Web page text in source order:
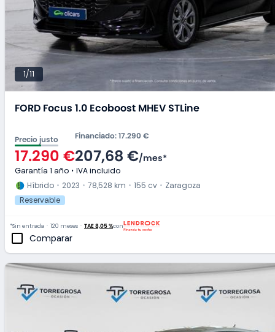
FORD Focus 1.0 Ecoboost MHEV STLine
Precio justo
17.290 €
Financiado: 17.290 €
207,68 €/mes*
Garantía 1 año
IVA incluido
Híbrido
2023 78,528 km 155 cv
Zaragoza
Reservable
1/11
Comparar
*Sin entrada 120 meses TAE 8,05 %con